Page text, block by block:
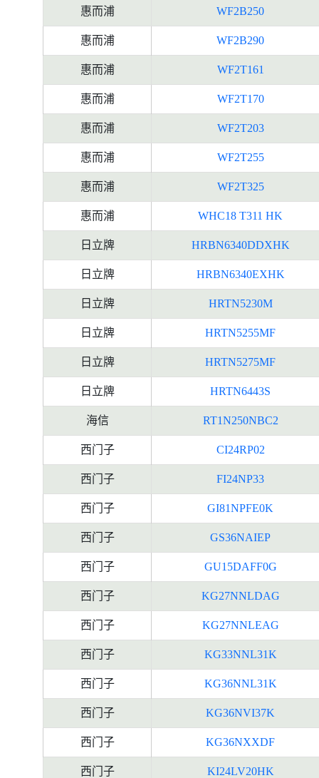
惠而浦 WF2B250
惠而浦 WF2B290
惠而浦 WF2T161
惠而浦 WF2T170
惠而浦 WF2T203
惠而浦 WF2T255
惠而浦 WF2T325
惠而浦 WHC18 T311 HK
日立牌 HRBN6340DDXHK
日立牌 HRBN6340EXHK
日立牌 HRTN5230M
日立牌 HRTN5255MF
日立牌 HRTN5275MF
日立牌 HRTN6443S
海信 RT1N250NBC2
西门子 CI24RP02
西门子 FI24NP33
西门子 GI81NPFE0K
西门子 GS36NAIEP
西门子 GU15DAFF0G
西门子 KG27NNLDAG
西门子 KG27NNLEAG
西门子 KG33NNL31K
西门子 KG36NNL31K
西门子 KG36NVI37K
西门子 KG36NXXDF
西门子 KI24LV20HK